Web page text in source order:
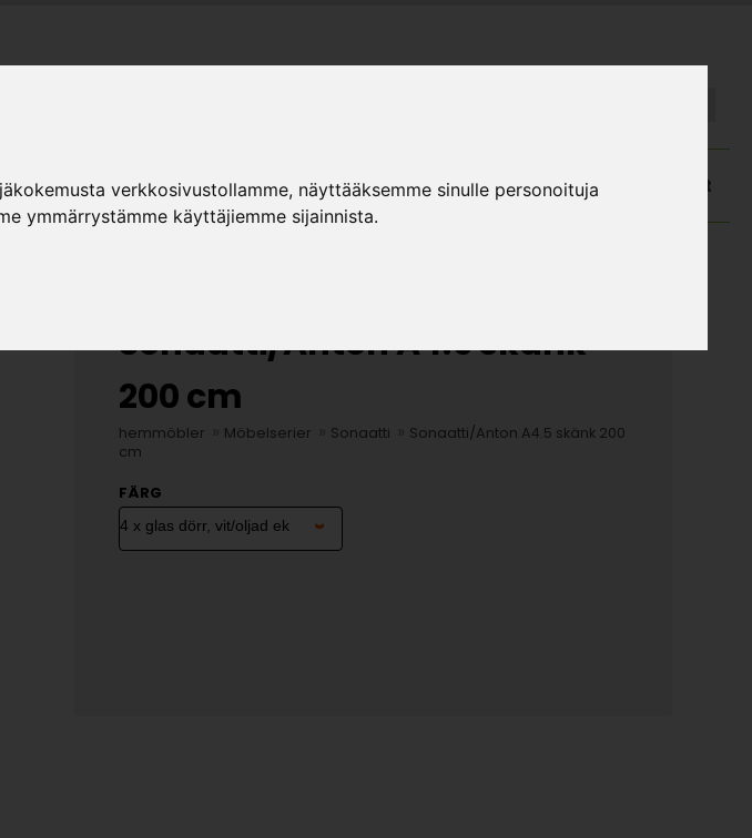
verkkosivustollamme, näyttääksemme sinulle personoituja
ymmärrystämme käyttäjiemme sijainnista.
Återförsäljare Katalog och monteringsanvisningar Kundtjänst
Sonaatti/Anton A4.5 skänk
200 cm
hemmöbler Möbelserier Sonaatti
Sonaatti/Anton A4.5 skänk 200
cm
FÄRG